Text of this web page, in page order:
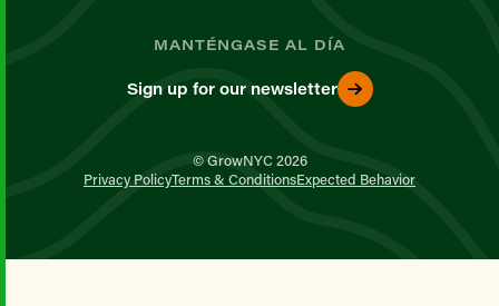
MANTÉNGASE AL DÍA
Sign up for our newsletter
© GrowNYC 2026
Privacy PolicyTerms & ConditionsExpected Behavior